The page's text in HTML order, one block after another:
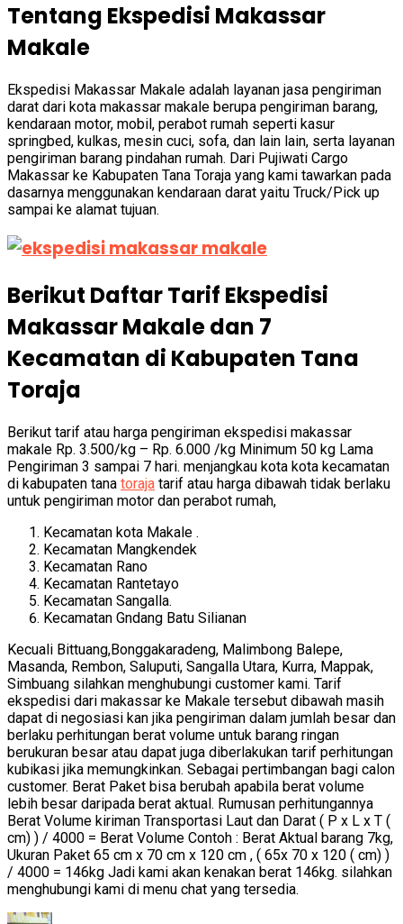
Tentang Ekspedisi Makassar
Makale
Ekspedisi Makassar Makale adalah layanan jasa pengiriman
darat dari kota makassar makale berupa pengiriman barang,
kendaraan motor, mobil, perabot rumah seperti kasur
springbed, kulkas, mesin cuci, sofa, dan lain lain, serta layanan
pengiriman barang pindahan rumah. Dari Pujiwati Cargo
Makassar ke Kabupaten Tana Toraja yang kami tawarkan pada
dasarnya menggunakan kendaraan darat yaitu Truck/Pick up
sampai ke alamat tujuan.
Berikut Daftar Tarif Ekspedisi
Makassar Makale dan 7
Kecamatan di Kabupaten Tana
Toraja
Berikut tarif atau harga pengiriman ekspedisi makassar
makale Rp. 3.500/kg – Rp. 6.000 /kg Minimum 50 kg Lama
Pengiriman 3 sampai 7 hari. menjangkau kota kota kecamatan
di kabupaten tana toraja tarif atau harga dibawah tidak berlaku
untuk pengiriman motor dan perabot rumah,
Kecamatan kota Makale .
Kecamatan Mangkendek
Kecamatan Rano
Kecamatan Rantetayo
Kecamatan Sangalla.
Kecamatan Gndang Batu Silianan
Kecuali Bittuang,Bonggakaradeng, Malimbong Balepe,
Masanda, Rembon, Saluputi, Sangalla Utara, Kurra, Mappak,
Simbuang silahkan menghubungi customer kami. Tarif
ekspedisi dari makassar ke Makale tersebut dibawah masih
dapat di negosiasi kan jika pengiriman dalam jumlah besar dan
berlaku perhitungan berat volume untuk barang ringan
berukuran besar atau dapat juga diberlakukan tarif perhitungan
kubikasi jika memungkinkan. Sebagai pertimbangan bagi calon
customer. Berat Paket bisa berubah apabila berat volume
lebih besar daripada berat aktual. Rumusan perhitungannya
Berat Volume kiriman Transportasi Laut dan Darat ( P x L x T (
cm) ) / 4000 = Berat Volume Contoh : Berat Aktual barang 7kg,
Ukuran Paket 65 cm x 70 cm x 120 cm , ( 65x 70 x 120 ( cm) )
/ 4000 = 146kg Jadi kami akan kenakan berat 146kg. silahkan
menghubungi kami di menu chat yang tersedia.